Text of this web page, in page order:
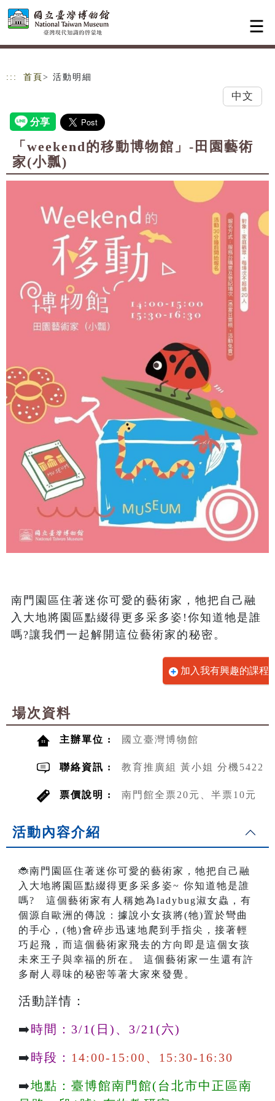
跳到主要內容
網站導覽
::: 首頁 > 活動明細
中文
「weekend的移動博物館」-田園藝術
家(小瓢)
南門園區住著迷你可愛的藝術家，牠把自己融
入大地將園區點綴得更多采多姿!你知道牠是誰
嗎?讓我們一起解開這位藝術家的秘密。
加入我有興趣的課程
場次資料
主辦單位 : 國立臺灣博物館
聯絡資訊 : 教育推廣組 黃小姐 分機5422
票價說明 : 南門館全票20元、半票10元
活動內容介紹
🐞南門園區住著迷你可愛的藝術家，牠把自己融
入大地將園區點綴得更多采多姿~ 你知道牠是誰
嗎? 這個藝術家有人稱她為ladybug淑女蟲，有
個源自歐洲的傳說：據說小女孩將(牠)置於彎曲
的手心，(牠)會碎步迅速地爬到手指尖，接著輕
巧起飛，而這個藝術家飛去的方向即是這個女孩
未來王子與幸福的所在。 這個藝術家一生還有許
多耐人尋味的秘密等著大家來發覺。
活動詳情：
➡️時間：3/1(日)、3/21(六)
➡️時段： 14:00-15:00、15:30-16:30
➡️地點：臺博館南門館(台北市中正區南